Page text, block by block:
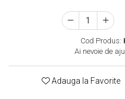
Cod Produs:
Ai nevoie de
Adauga la Favorite